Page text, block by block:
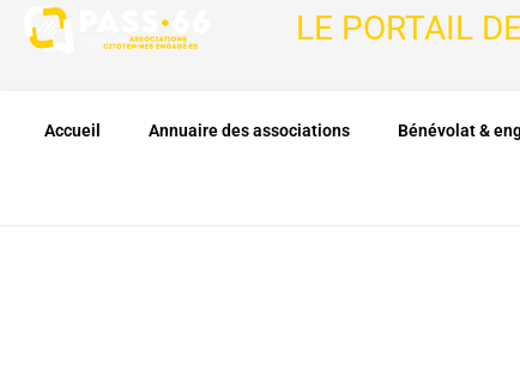
LE PORTAIL
Accueil Annuaire des associations Bénévolat &